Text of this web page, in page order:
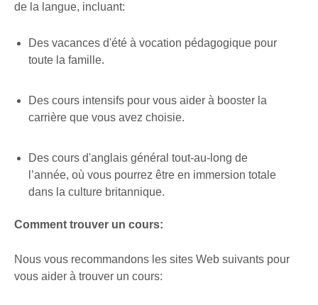
de la langue, incluant:
Des vacances d'été à vocation pédagogique pour
toute la famille.
Des cours intensifs pour vous aider à booster la
carrière que vous avez choisie.
Des cours d'anglais général tout-au-long de
l’année, où vous pourrez être en immersion totale
dans la culture britannique.
Comment trouver un cours:
Nous vous recommandons les sites Web suivants pour
vous aider à trouver un cours: